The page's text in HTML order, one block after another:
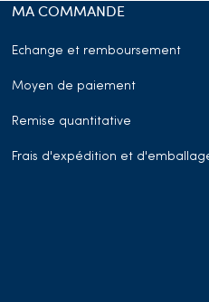
MA COMMANDE
Echange et remboursement
Moyen de paiement
Remise quantitative
Frais d'expédition et